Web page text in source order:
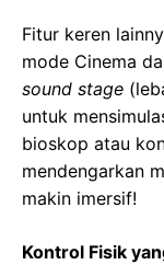
Fitur keren
mode Cinema
sound stage
untuk
bioskop atau
mendengarkan
makin imersif!
Kontrol Fisik